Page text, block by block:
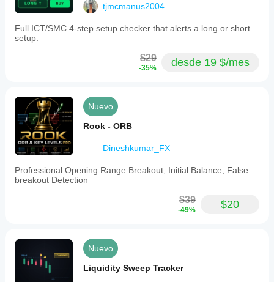
tjmcmanus2004
Full ICT/SMC 4-step setup checker that alerts a long or short
setup.
$29
-35% desde 19 $/mes
Nuevo
Rook - ORB
Dineshkumar_FX
Professional Opening Range Breakout, Initial Balance, False
breakout Detection
$39
-49% $20
Nuevo
Liquidity Sweep Tracker